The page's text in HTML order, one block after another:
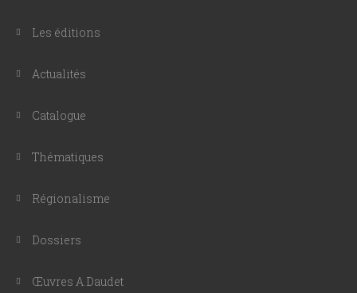
Les éditions
Actualités
Catalogue
Thématiques
Régionalisme
Dossiers
Œuvres A.Daudet